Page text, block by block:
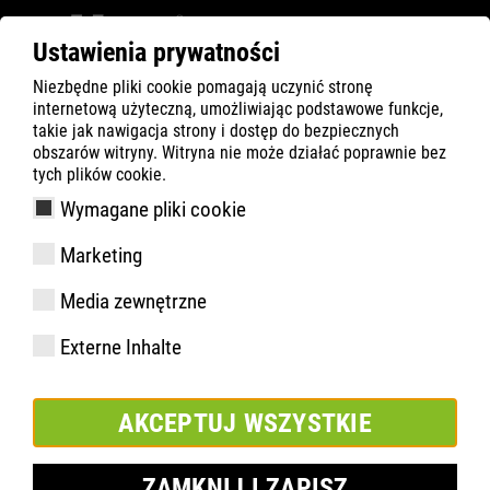
Ustawienia prywatności
Niezbędne pliki cookie pomagają uczynić stronę
internetową użyteczną, umożliwiając podstawowe funkcje,
takie jak nawigacja strony i dostęp do bezpiecznych
obszarów witryny. Witryna nie może działać poprawnie bez
tych plików cookie.
Wymagane pliki cookie
Marketing
Media zewnętrzne
Externe Inhalte
AKCEPTUJ WSZYSTKIE
ATLAS Company Historia